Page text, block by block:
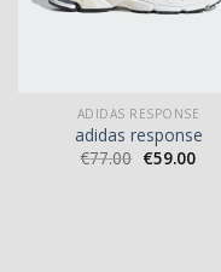
ADIDAS RESPONSE
adidas response
€77.00 €59.00